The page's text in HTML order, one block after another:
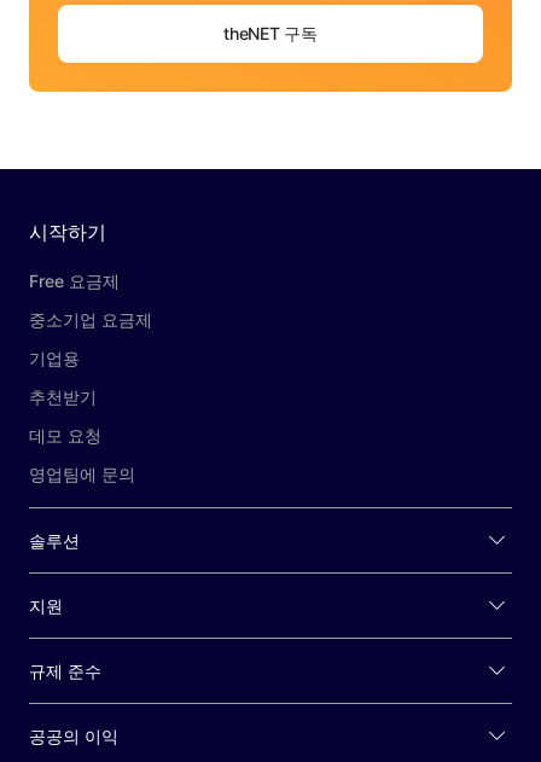
theNET 구독
시작하기
Free 요금제
중소기업 요금제
기업용
추천받기
데모 요청
영업팀에 문의
솔루션
지원
규제 준수
공공의 이익